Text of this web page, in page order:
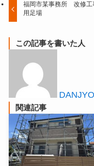
福岡市某事務所 改修工
用足場
この記事を書いた人
関連記事